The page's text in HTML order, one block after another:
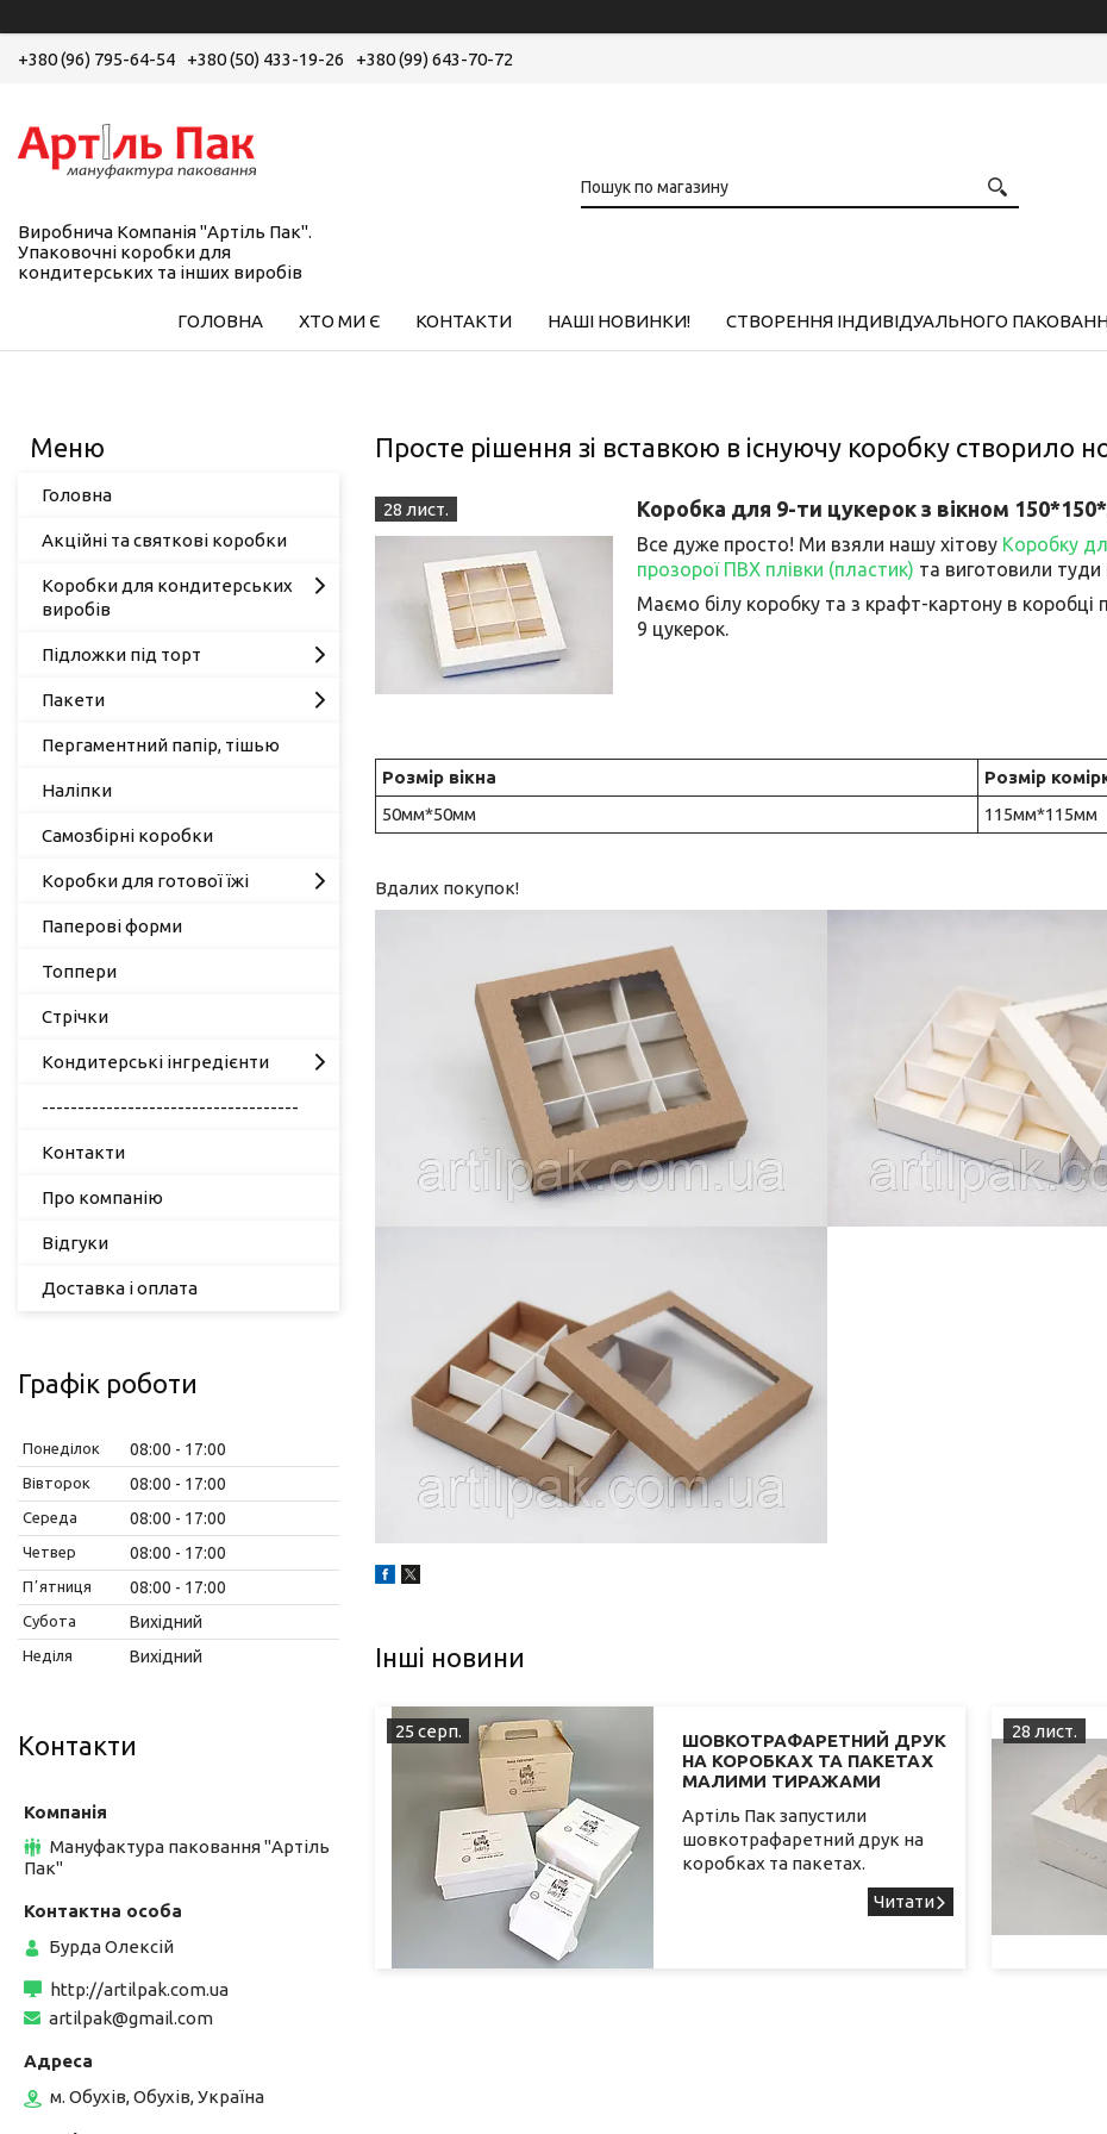
+380 (96) 795-64-54 +380 (50) 433-19-26 +380 (99) 643-70-72
Виробнича Компанія "Артіль Пак".
Упаковочні коробки для
кондитерських та інших виробів
ГОЛОВНА ХТО МИ Є КОНТАКТИ НАШІ НОВИНКИ! СТВОРЕННЯ ІНДИВІДУАЛЬНОГО
Просте рішення зі вставкою в існуючу коробку створило
28 лист. Коробка для 9-ти цукерок з вікном
Все дуже просто! Ми взяли нашу хітову Коробку
прозорої ПВХ плівки (пластик) та виготовили туди
Маємо білу коробку та з крафт-картону в коробці
9 цукерок.
Розмір вікна
Розмір
50мм*50мм
115мм*115мм
Вдалих покупок!
Інші новини
25 серп.
ШОВКОТРАФАРЕТНИЙ ДРУК
НА КОРОБКАХ ТА ПАКЕТАХ
МАЛИМИ ТИРАЖАМИ
Артіль Пак запустили
шовкотрафаретний друк на
коробках та пакетах.
28 лист.
Головна
Акційні та святкові коробки
Коробки для кондитерських
виробів
Підложки під торт
Пакети
Пергаментний папір, тішью
Наліпки
Самозбірні коробки
Коробки для готової їжі
Паперові форми
Топпери
Стрічки
Кондитерські інгредієнти
------------------------------------
Контакти
Про компанію
Відгуки
Доставка і оплата
Графік роботи
Понеділок 08:00 17:00
Вівторок 08:00 17:00
Середа 08:00 17:00
Четвер 08:00 17:00
Пʼятниця 08:00 17:00
Субота Вихідний
Неділя Вихідний
Контакти
Мануфактура паковання "Артіль
Пак"
Бурда Олексій
http://artilpak.com.ua
artilpak@gmail.com
м. Обухів, Обухів, Україна